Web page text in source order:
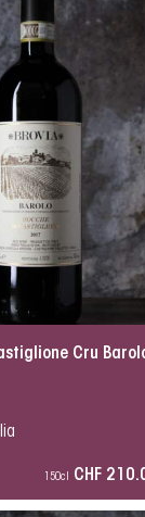
Cru
150cl CHF